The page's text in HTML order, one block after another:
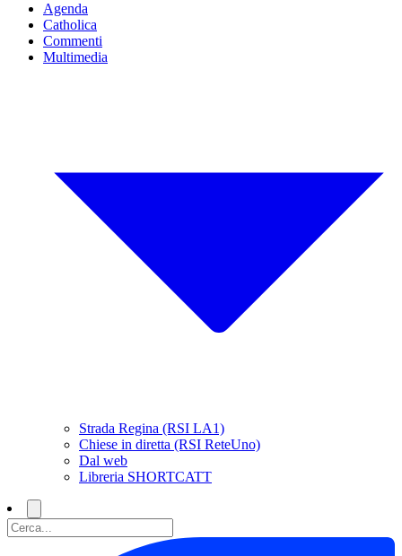
Agenda
Catholica
Commenti
Multimedia
Strada Regina (RSI LA1)
Chiese in diretta (RSI ReteUno)
Dal web
Libreria SHORTCATT